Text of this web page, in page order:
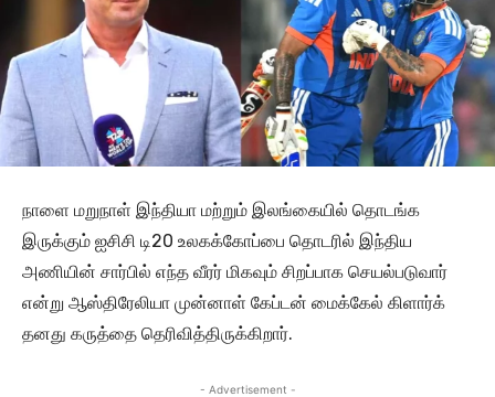
நாளை மறுநாள் இந்தியா மற்றும் இலங்கையில் தொடங்க
இருக்கும் ஐசிசி டி20 உலகக்கோப்பை தொடரில் இந்திய
அணியின் சார்பில் எந்த வீரர் மிகவும் சிறப்பாக செயல்படுவார்
என்று ஆஸ்திரேலியா முன்னாள் கேப்டன் மைக்கேல் கிளார்க்
தனது கருத்தை தெரிவித்திருக்கிறார்.
- Advertisement -